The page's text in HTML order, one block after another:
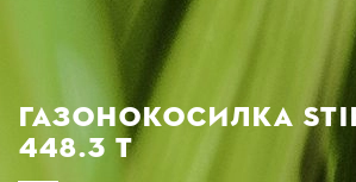
ГАЗОНОКОСИЛКА
448.3 T